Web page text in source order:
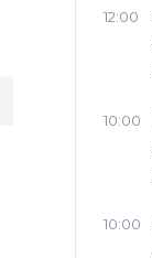
12:00
10:00
10:00